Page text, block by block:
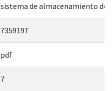
sistema de almacenamiento de
735919T
pdf
7